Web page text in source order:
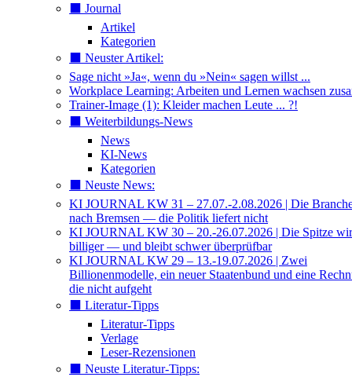
⬛️ Journal
Artikel
Kategorien
⬛️ Neuster Artikel:
Sage nicht »Ja«, wenn du »Nein« sagen willst ...
Workplace Learning: Arbeiten und Lernen wachsen
Trainer-Image (1): Kleider machen Leute ... ?!
⬛️ Weiterbildungs-News
News
KI-News
Kategorien
⬛️ Neuste News:
KI JOURNAL KW 31 – 27.07.-2.08.2026 | Die
nach Bremsen — die Politik liefert nicht
KI JOURNAL KW 30 – 20.-26.07.2026 | Die Spitze
billiger — und bleibt schwer überprüfbar
KI JOURNAL KW 29 – 13.-19.07.2026 | Zwei
Billionenmodelle, ein neuer Staatenbund und eine
die nicht aufgeht
⬛️ Literatur-Tipps
Literatur-Tipps
Verlage
Leser-Rezensionen
⬛️ Neuste Literatur-Tipps: